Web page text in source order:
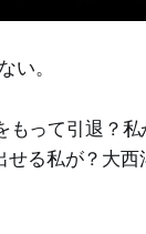
い。
って引退？私
せる私が？大